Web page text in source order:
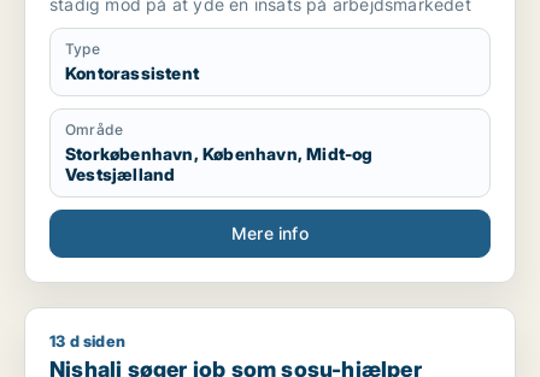
stadig mod på at yde en insats på arbejdsmarkedet
Type
Kontorassistent
Område
Storkøbenhavn, København, Midt-og
Vestsjælland
Mere info
Nishali søger job som sosu-hjælper
13 d siden
Nishali søger job som sosu-hjælper